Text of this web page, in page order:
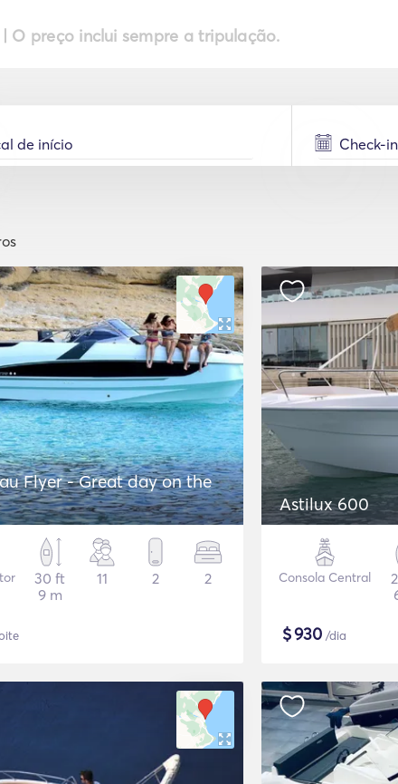
| O preço inclui sempre a tripulação.
Flyer - Great day on the
30 ft
9 m
11 2 2
Astilux 600
Consola Central
$930 /dia